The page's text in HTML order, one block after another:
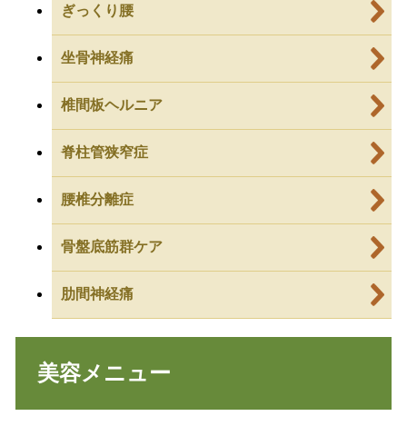
ぎっくり腰
坐骨神経痛
椎間板ヘルニア
脊柱管狭窄症
腰椎分離症
骨盤底筋群ケア
肋間神経痛
美容メニュー